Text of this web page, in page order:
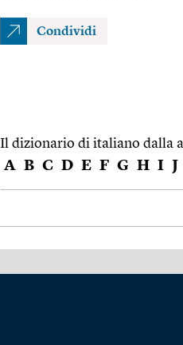
Condividi
Il dizionario di italiano dalla
A B C D E F G H I J